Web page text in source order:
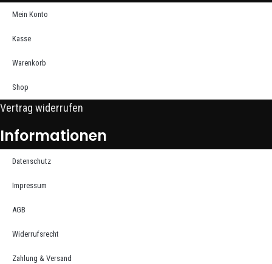
Mein Konto
Kasse
Warenkorb
Shop
Vertrag widerrufen
Informationen
Datenschutz
Impressum
AGB
Widerrufsrecht
Zahlung & Versand